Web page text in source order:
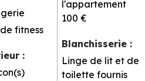
fitness
:
l'appartement
100 €
Blanchisserie :
Linge de lit et de
toilette fournis